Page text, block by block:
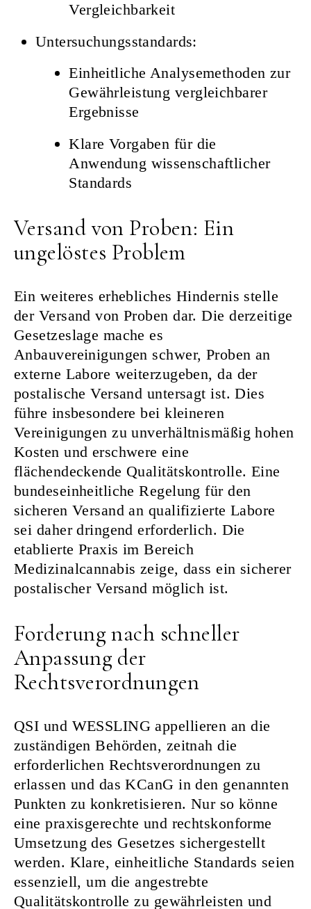
Vergleichbarkeit
Untersuchungsstandards:
Einheitliche Analysemethoden zur
Gewährleistung vergleichbarer
Ergebnisse
Klare Vorgaben für die
Anwendung wissenschaftlicher
Standards
Versand von Proben: Ein
ungelöstes Problem
Ein weiteres erhebliches Hindernis stelle
der Versand von Proben dar. Die derzeitige
Gesetzeslage mache es
Anbauvereinigungen schwer, Proben an
externe Labore weiterzugeben, da der
postalische Versand untersagt ist. Dies
führe insbesondere bei kleineren
Vereinigungen zu unverhältnismäßig hohen
Kosten und erschwere eine
flächendeckende Qualitätskontrolle. Eine
bundeseinheitliche Regelung für den
sicheren Versand an qualifizierte Labore
sei daher dringend erforderlich. Die
etablierte Praxis im Bereich
Medizinalcannabis zeige, dass ein sicherer
postalischer Versand möglich ist.
Forderung nach schneller
Anpassung der
Rechtsverordnungen
QSI und WESSLING appellieren an die
zuständigen Behörden, zeitnah die
erforderlichen Rechtsverordnungen zu
erlassen und das KCanG in den genannten
Punkten zu konkretisieren. Nur so könne
eine praxisgerechte und rechtskonforme
Umsetzung des Gesetzes sichergestellt
werden. Klare, einheitliche Standards seien
essenziell, um die angestrebte
Qualitätskontrolle zu gewährleisten und